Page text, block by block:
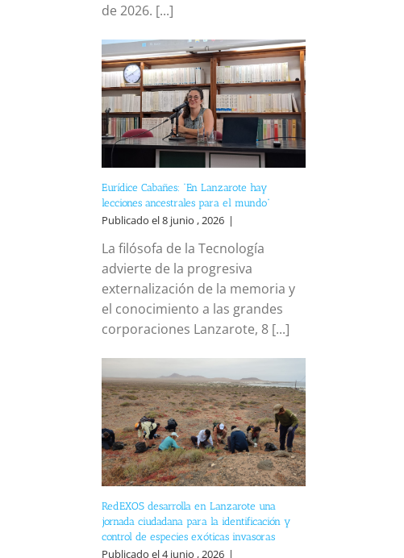
de 2026. [...]
Eurídice Cabañes: “En Lanzarote hay
lecciones ancestrales para el mundo”
Publicado el 8 junio , 2026 |
La filósofa de la Tecnología
advierte de la progresiva
externalización de la memoria y
el conocimiento a las grandes
corporaciones Lanzarote, 8 [...]
RedEXOS desarrolla en Lanzarote una
jornada ciudadana para la identificación y
control de especies exóticas invasoras
Publicado el 4 junio , 2026 |